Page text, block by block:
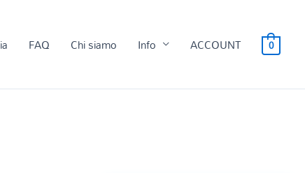
FAQ Chi siamo Info ACCOUNT 0